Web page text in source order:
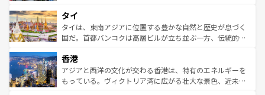
リティに包まれながら、韓国の多彩な魅力を心ゆくまで味
わってみてほしい。 なお、新着の韓国情報はコンテンツ一
覧を参照してほしい。
急速な発展と共に伝統が息づく。ハノイの古い町並みやホ
ーチミン市のフランス統治時代の建物も、独特の雰囲気を
醸し出している。また、バラエティの豊かさとおいしさで
とつ。フォーやバインミー、ベトナムコーヒーなどは、ぜ
ひ現地で味わいたい。どの地域を訪れてもあたたかい人々
が旅行者を迎えてくれるので、きっと忘れられない旅にな
タイ
タイは、東南アジアに位置する豊かな自然と歴史が息づく
国だ。首都バンコクは高層ビルが立ち並ぶ一方、伝統的な
の活気が交差している。北部ではチェンマイなどの山岳地
帯で自然と触れ合い、南部ではプーケットやクラビの美し
いビーチでリゾート気分を楽しむことができる。タイ料理
香港
アジアと西洋の文化が交わる香港は、特有のエネルギーを
もっている。ヴィクトリア湾に広がる壮大な景色、近未来